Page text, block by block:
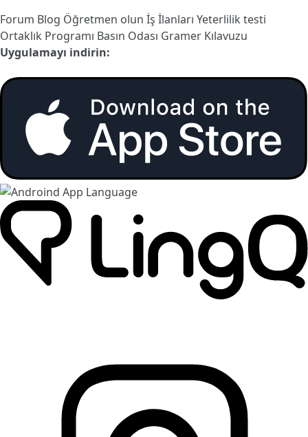
Forum Blog Öğretmen olun İş İlanları Yeterlilik testi
Ortaklık Programı Basın Odası Gramer Kılavuzu
Uygulamayı indirin: